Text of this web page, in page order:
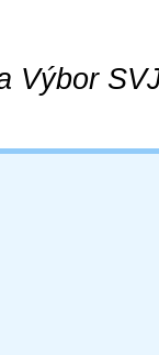
Výbor